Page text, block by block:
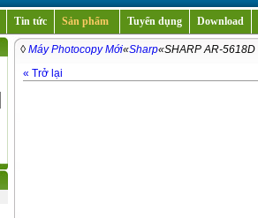
Tin tức Sản phẩm Tuyển dụng Download
◊ Máy Photocopy Mới«Sharp«SHARP AR-5618D
« Trở lại